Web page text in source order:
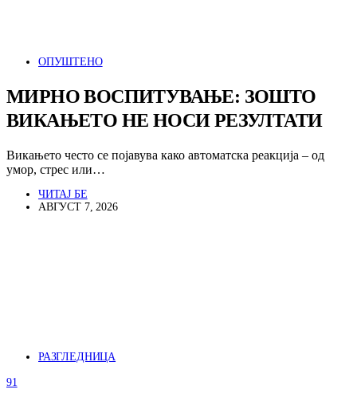
ОПУШТЕНО
МИРНО ВОСПИТУВАЊЕ: ЗОШТО
ВИКАЊЕТО НЕ НОСИ РЕЗУЛТАТИ
Викањето често се појавува како автоматска реакција – од
умор, стрес или…
ЧИТАЈ БЕ
АВГУСТ 7, 2026
РАЗГЛЕДНИЦА
91